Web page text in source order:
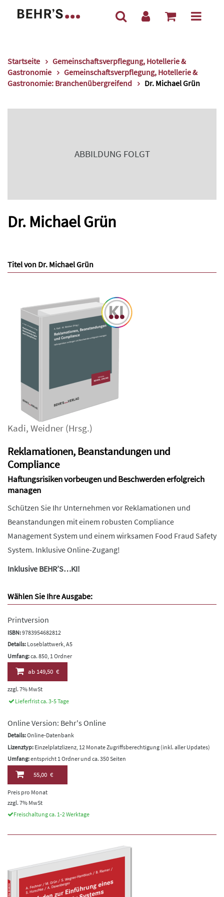
Startseite
Gemeinschaftsverpflegung, Hotellerie &
Gastronomie
Gemeinschaftsverpflegung, Hotellerie &
Gastronomie: Branchenübergreifend
Dr. Michael Grün
ABBILDUNG FOLGT
Dr. Michael Grün
Titel von Dr. Michael Grün
Kadi, Weidner (Hrsg.)
Reklamationen, Beanstandungen und
Compliance
Haftungsrisiken vorbeugen und Beschwerden erfolgreich
managen
Schützen Sie Ihr Unternehmen vor Reklamationen und
Beanstandungen mit einem robusten Compliance
Management System und einem wirksamen Food Fraud Safety
System. Inklusive Online-Zugang!
Inklusive BEHR’S…KI!
Wählen Sie Ihre Ausgabe:
Printversion
ISBN:9783954682812
Details: Loseblattwerk, A5
Umfang:ca. 850, 1 Ordner
ab149,50 €
zzgl. 7% MwSt
Lieferfrist ca. 3-5 Tage
Online Version: Behr's Online
Details:Online-Datenbank
Lizenztyp: Einzelplatzlizenz, 12 Monate Zugriffsberechtigung (inkl. aller Updates)
Umfang:entspricht 1 Ordner und ca. 350 Seiten
55,00 €
Preis pro Monat
zzgl. 7% MwSt
Freischaltung ca. 1-2 Werktage